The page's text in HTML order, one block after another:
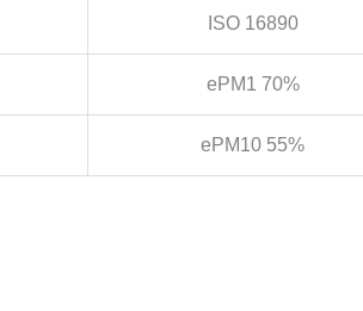
ISO 16890
ePM1 70%
ePM10 55%